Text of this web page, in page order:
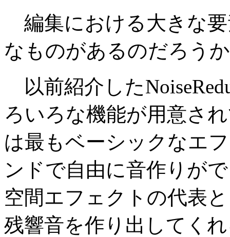
編集における大きな
なものがあるのだろう
以前紹介した
ろいろな機能が用意さ
は最もベーシックなエ
ンドで自由に音作りが
空間エフェクトの代表
残響音を作り出してく